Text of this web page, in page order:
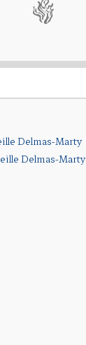
Delmas-Marty
Delmas-Marty